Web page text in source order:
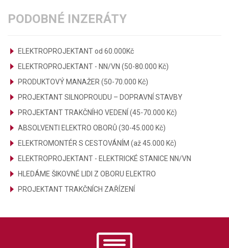
PODOBNÉ INZERÁTY
ELEKTROPROJEKTANT od 60.000Kč
ELEKTROPROJEKTANT - NN/VN (50-80.000 Kč)
PRODUKTOVÝ MANAŽER (50-70.000 Kč)
PROJEKTANT SILNOPROUDU – DOPRAVNÍ STAVBY
PROJEKTANT TRAKČNÍHO VEDENÍ (45-70.000 Kč)
ABSOLVENTI ELEKTRO OBORŮ (30-45.000 Kč)
ELEKTROMONTÉR S CESTOVÁNÍM (až 45.000 Kč)
ELEKTROPROJEKTANT - ELEKTRICKÉ STANICE NN/VN
HLEDÁME ŠIKOVNÉ LIDI Z OBORU ELEKTRO
PROJEKTANT TRAKČNÍCH ZAŘÍZENÍ